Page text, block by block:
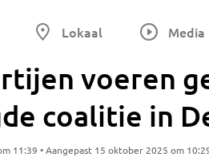
Lokaal Media
voeren
coalitie in
11:39 • Aangepast 15 oktober 2025 om